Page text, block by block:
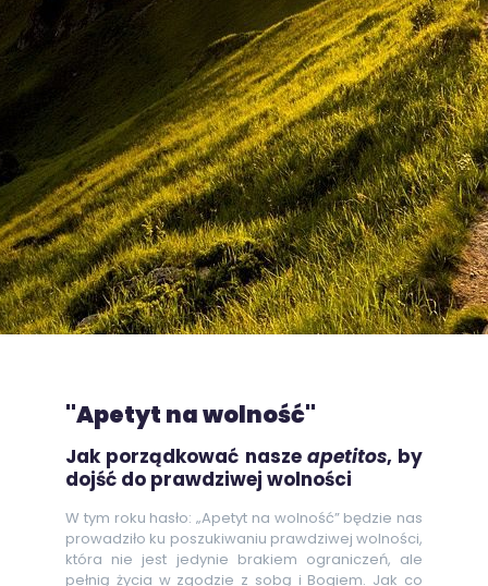
"Apetyt na wolność"
Jak porządkować nasze apetitos, by
dojść do prawdziwej wolności
W tym roku hasło: „Apetyt na wolność” będzie nas
prowadziło ku poszukiwaniu prawdziwej wolności,
która nie jest jedynie brakiem ograniczeń, ale
pełnią życia w zgodzie z sobą i Bogiem. Jak co